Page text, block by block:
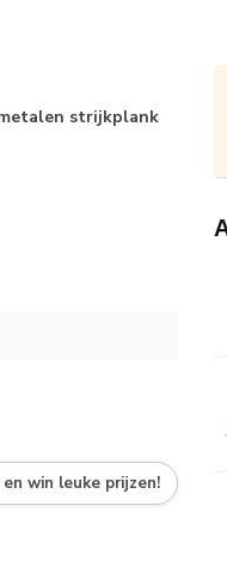
strijkplank
win leuke prijzen!